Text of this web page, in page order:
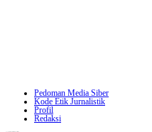
Pedoman Media Siber
Kode Etik Jurnalistik
Profil
Redaksi